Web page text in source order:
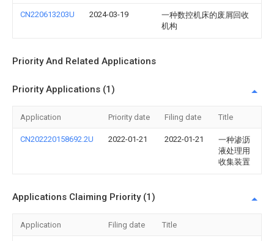
CN220613203U 2024-03-19
一种数控机床的废屑回收
机构
Priority And Related Applications
Priority Applications (1)
Application Priority date Filing date Title
CN202220158692.2U 2022-01-21 2022-01-21
一种渗沥
液处理用
收集装置
Applications Claiming Priority (1)
Application Filing date Title